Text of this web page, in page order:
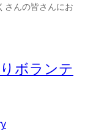
さんの皆さんにお
ボランテ